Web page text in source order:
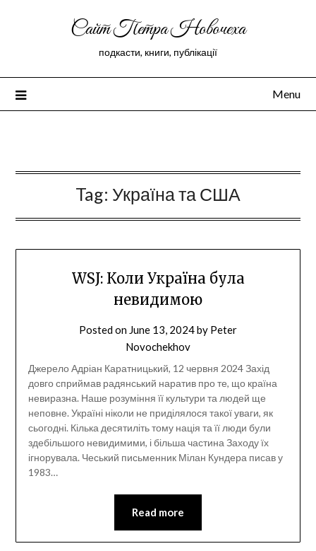
Сайт Петра Новочеха
подкасти, книги, публікації
Menu
Tag: Україна та США
WSJ: Коли Україна була
невидимою
Posted on June 13, 2024by Peter
Novochekhov
Джерело Адріан Каратницький, 12 червня 2024 Захід
довго сприймав радянський наратив про те, що країна
невиразна. Наше розуміння її культури та людей ще
неповне. Україні ніколи не приділялося такої уваги, як
сьогодні. Кілька десятиліть тому нація та її люди були
здебільшого невидимими, і більша частина Заходу їх
ігнорувала. Чеський письменник Мілан Кундера писав у
1983…
Read more